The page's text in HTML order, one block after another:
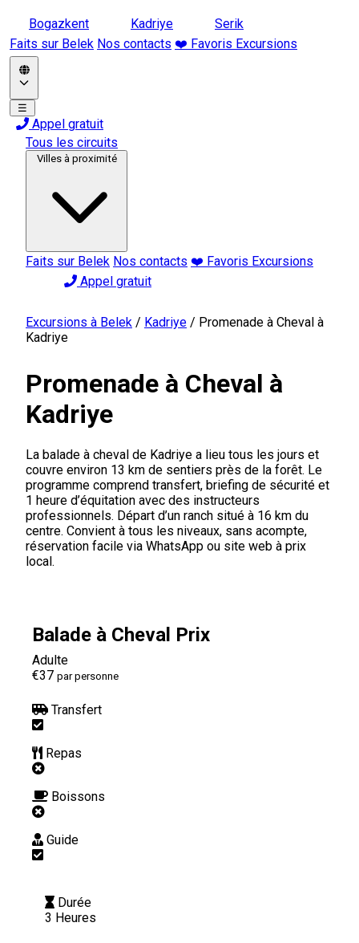
Bogazkent Kadriye
Serik
Faits sur Belek Nos contacts ❤️ Favoris Excursions
☰
Appel gratuit
Tous les circuits
Villes à proximité
Faits sur Belek Nos contacts ❤️ Favoris Excursions
Appel gratuit
Excursions à Belek / Kadriye / Promenade à Cheval à
Kadriye
Promenade à Cheval à
Kadriye
La balade à cheval de Kadriye a lieu tous les jours et
couvre environ 13 km de sentiers près de la forêt. Le
programme comprend transfert, briefing de sécurité et
1 heure d’équitation avec des instructeurs
professionnels. Départ d’un ranch situé à 16 km du
centre. Convient à tous les niveaux, sans acompte,
réservation facile via WhatsApp ou site web à prix
local.
Balade à Cheval Prix
Adulte
€37 par personne
Transfert
Repas
Boissons
Guide
Durée
3 Heures